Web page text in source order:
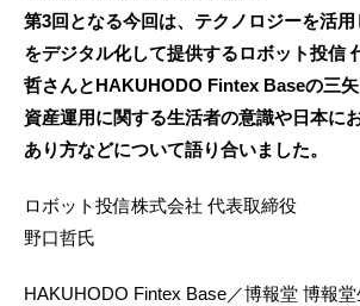
第3回となる今回は、テクノロジーを活
をデジタル化して提供するロボット投信
哲さんとHAKUHODO Fintex Baseの三矢
資産運用に関する生活者の意識や日本に
あり方などについて語り合いました。
ロボット投信株式会社 代表取締役
野口哲氏
HAKUHODO Fintex Base／博報堂 博報